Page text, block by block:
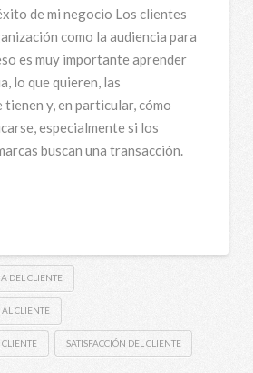
de mi negocio Los clientes
como la audiencia para
es muy importante aprender
lo que quieren, las
y, en particular, cómo
especialmente si los
buscan una transacción.
DEL CLIENTE
CLIENTE
SATISFACCIÓN DEL CLIENTE